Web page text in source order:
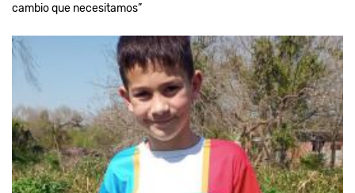
cambio que necesitamos”